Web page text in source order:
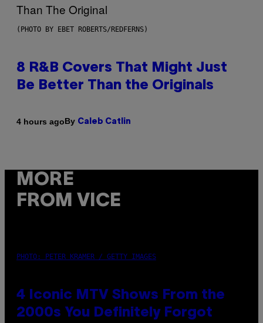
(PHOTO BY EBET ROBERTS/REDFERNS)
8 R&B Covers That Might Just
Be Better Than the Originals
4 hours agoBy Caleb Catlin
MORE
FROM VICE
PHOTO: PETER KRAMER / GETTY IMAGES
4 Iconic MTV Shows From the
2000s You Definitely Forgot